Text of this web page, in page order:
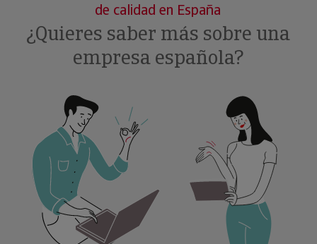
de calidad en España
¿Quieres saber más sobre una
empresa española?